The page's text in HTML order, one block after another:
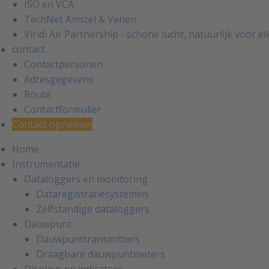
ISO en VCA
TechNet Amstel & Venen
Viridi Air Partnership - schone lucht, natuurlijk voor
contact
Contactpersonen
Adresgegevens
Route
Contactformulier
Contact opnemen
Home
Instrumentatie
Dataloggers en monitoring
Dataregistratiesystemen
Zelfstandige dataloggers
Dauwpunt
Dauwpunttransmitters
Draagbare dauwpuntmeters